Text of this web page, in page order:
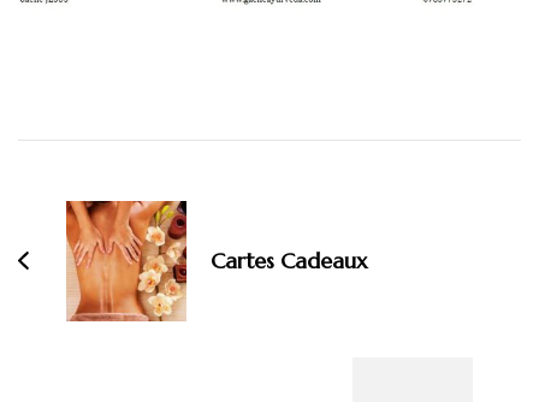
d'article
Cartes Cadeaux